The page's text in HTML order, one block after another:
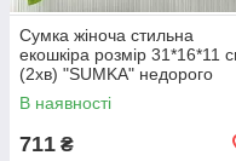
Сумка жіноча стильна
екошкіра розмір 31*16*11
(2хв) "SUMKA" недорого
гуртом від прямого
постачальника
В наявності
711 ₴